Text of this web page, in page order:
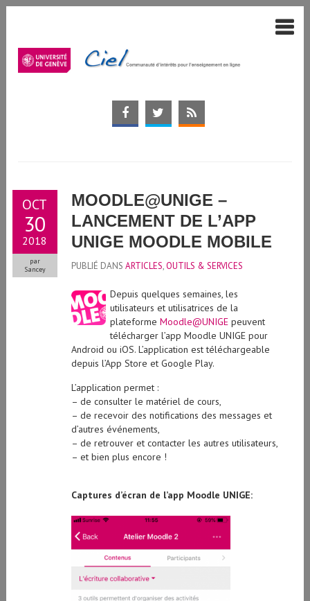
OCT
30
2018
par
Sancey
MOODLE@UNIGE –
LANCEMENT DE L’APP
UNIGE MOODLE MOBILE
PUBLIÉ DANS ARTICLES,OUTILS & SERVICES
Depuis quelques semaines, les
utilisateurs et utilisatrices de la
plateforme Moodle@UNIGEpeuvent
télécharger l’app Moodle UNIGE pour
Android ou iOS. L’application est téléchargeable
depuis l’App Store et Google Play.
L’application permet :
– de consulter le matériel de cours,
– de recevoir des notifications des messages et
d’autres événements,
– de retrouver et contacter les autres utilisateurs,
– et bien plus encore !
Captures d’écran de l’app Moodle UNIGE: